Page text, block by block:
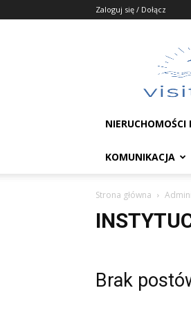
Zaloguj się / Dołącz
NIERUCHOMOŚCI
KOMUNIKACJA
Strona główna
Brak